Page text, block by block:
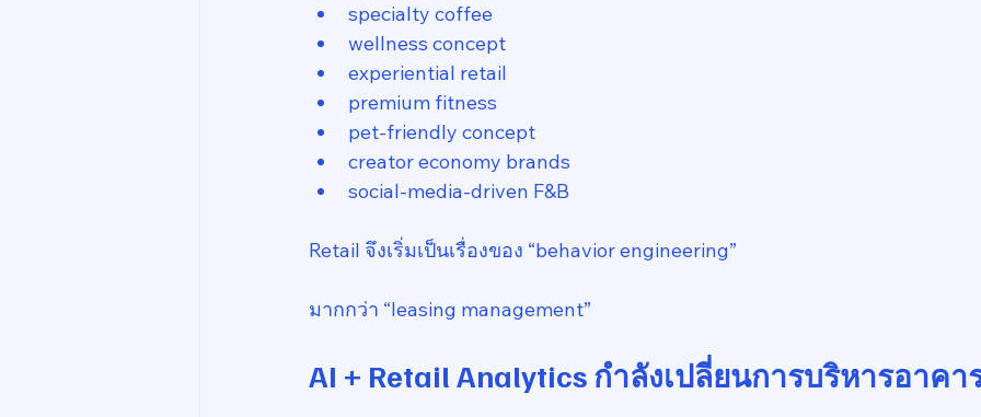
specialty coffee
wellness concept
experiential retail
premium fitness
pet-friendly concept
creator economy brands
social-media-driven F&B
Retail จึงเริ่มเป็นเรื่องของ “behavior engineering”
มากกว่า “leasing management”
AI + Retail Analytics กำลังเปลี่ยนการบริหารอาคา